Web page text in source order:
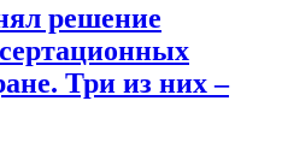
решение
Три из них –